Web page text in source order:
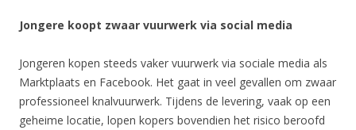
Jongere koopt zwaar vuurwerk via social media
Jongeren kopen steeds vaker vuurwerk via sociale media als
Marktplaats en Facebook. Het gaat in veel gevallen om zwaar
professioneel knalvuurwerk. Tijdens de levering, vaak op een
geheime locatie, lopen kopers bovendien het risico beroofd